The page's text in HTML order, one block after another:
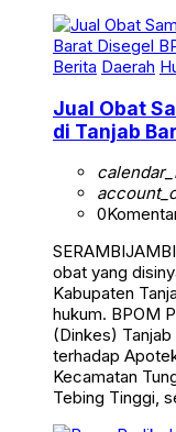
Berita Daerah
Jual Obat
di Tanjab
0
obat yang
Kabupaten
hukum. BPOM
(Dinkes)
terhadap
Kecamatan
Tebing Tinggi,